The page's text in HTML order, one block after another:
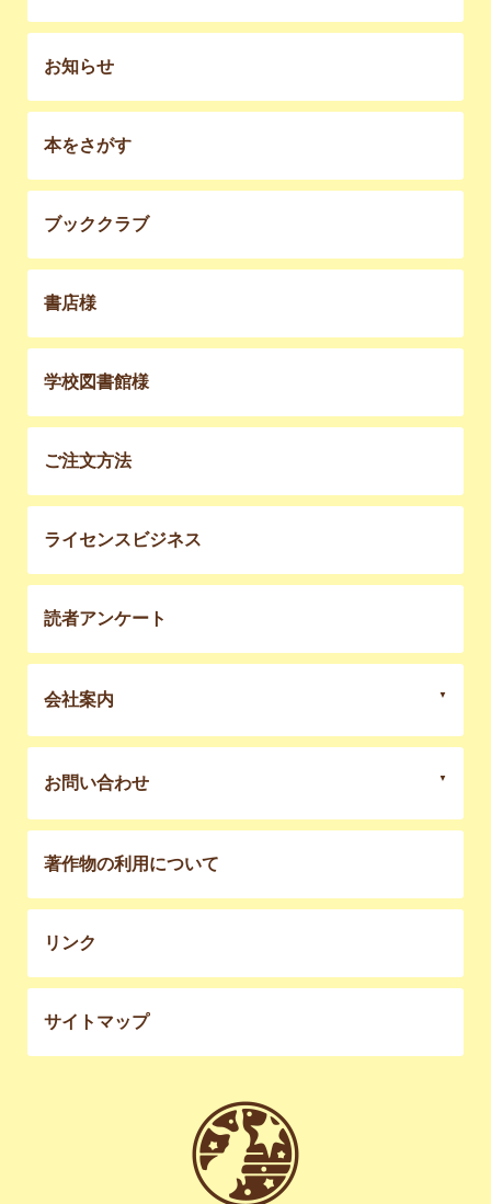
お知らせ
本をさがす
ブッククラブ
書店様
学校図書館様
ご注文方法
ライセンスビジネス
読者アンケート
会社案内
お問い合わせ
著作物の利用について
リンク
サイトマップ